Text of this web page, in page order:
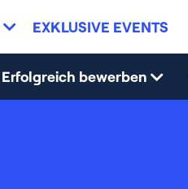
EXKLUSIVE EVENTS
Erfolgreich bewerben